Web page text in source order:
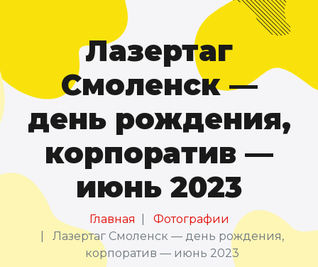
Лазертаг
Смоленск —
день рождения,
корпоратив —
июнь 2023
Главная
Фотографии
Лазертаг Смоленск — день рождения,
корпоратив — июнь 2023